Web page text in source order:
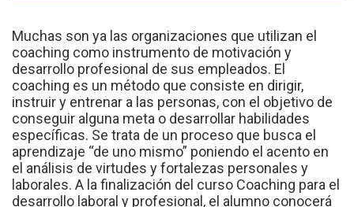
Muchas son ya las organizaciones que utilizan el
coaching como instrumento de motivación y
desarrollo profesional de sus empleados. El
coaching es un método que consiste en dirigir,
instruir y entrenar a las personas, con el objetivo de
conseguir alguna meta o desarrollar habilidades
específicas. Se trata de un proceso que busca el
aprendizaje “de uno mismo” poniendo el acento en
el análisis de virtudes y fortalezas personales y
laborales. A la finalización del curso Coaching para el
desarrollo laboral y profesional, el alumno conocerá